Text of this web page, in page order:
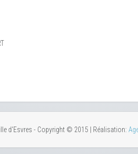
d'Esvres - Copyright © 2015 | Réalisation: